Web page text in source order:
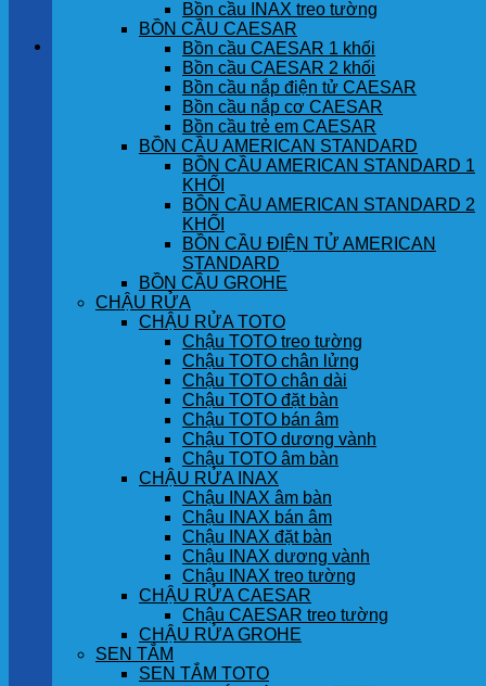
Chưa có sản phẩm trong giỏ hàng.
Bồn cầu INAX treo tường
BỒN CẦU CAESAR
Bồn cầu CAESAR 1 khối
Bồn cầu CAESAR 2 khối
Bồn cầu nắp điện tử CAESAR
Bồn cầu nắp cơ CAESAR
Bồn cầu trẻ em CAESAR
BỒN CẦU AMERICAN STANDARD
BỒN CẦU AMERICAN STANDARD 1
KHỐI
BỒN CẦU AMERICAN STANDARD 2
KHỐI
BỒN CẦU ĐIỆN TỬ AMERICAN
STANDARD
BỒN CẦU GROHE
CHẬU RỬA
CHẬU RỬA TOTO
Chậu TOTO treo tường
Chậu TOTO chân lửng
Chậu TOTO chân dài
Chậu TOTO đặt bàn
Chậu TOTO bán âm
Chậu TOTO dương vành
Chậu TOTO âm bàn
CHẬU RỬA INAX
Chậu INAX âm bàn
Chậu INAX bán âm
Chậu INAX đặt bàn
Chậu INAX dương vành
Chậu INAX treo tường
CHẬU RỬA CAESAR
Chậu CAESAR treo tường
CHẬU RỬA GROHE
SEN TẮM
SEN TẮM TOTO